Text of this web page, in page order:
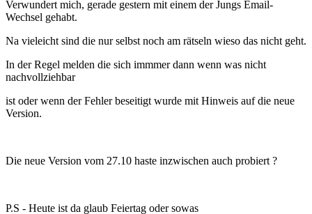
Verwundert mich, gerade gestern mit einem der Jungs Email-
Wechsel gehabt.
Na vieleicht sind die nur selbst noch am rätseln wieso das nicht geht.
In der Regel melden die sich immmer dann wenn was nicht
nachvollziehbar
ist oder wenn der Fehler beseitigt wurde mit Hinweis auf die neue
Version.
Die neue Version vom 27.10 haste inzwischen auch probiert ?
P.S - Heute ist da glaub Feiertag oder sowas